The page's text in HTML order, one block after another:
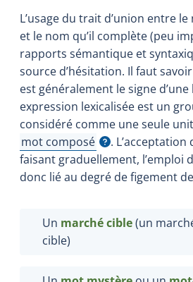
L’usage du trait d’union entre
et le nom qu’il complète (peu
rapports sémantique et
source d’hésitation. Il faut
est généralement le signe
expression lexicalisée est un
considéré comme une seule
mot composé
Afficher l'infobulle
.
faisant graduellement, l’emploi
donc lié au degré de figement
Un marché cible(un
cible)